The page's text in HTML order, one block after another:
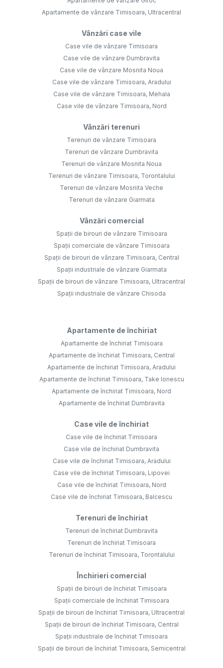
Apartamente de vânzare Timisoara, Ultracentral
Vânzări case vile
Case vile de vânzare Timisoara
Case vile de vânzare Dumbravita
Case vile de vânzare Mosnita Noua
Case vile de vânzare Timisoara, Aradului
Case vile de vânzare Timisoara, Mehala
Case vile de vânzare Timisoara, Nord
Vânzări terenuri
Terenuri de vânzare Timisoara
Terenuri de vânzare Dumbravita
Terenuri de vânzare Mosnita Noua
Terenuri de vânzare Timisoara, Torontalului
Terenuri de vânzare Mosnita Veche
Terenuri de vânzare Giarmata
Vânzări comercial
Spații de birouri de vânzare Timisoara
Spații comerciale de vânzare Timisoara
Spații de birouri de vânzare Timisoara, Central
Spații industriale de vânzare Giarmata
Spații de birouri de vânzare Timisoara, Ultracentral
Spații industriale de vânzare Chisoda
Apartamente de închiriat
Apartamente de închiriat Timisoara
Apartamente de închiriat Timisoara, Central
Apartamente de închiriat Timisoara, Aradului
Apartamente de închiriat Timisoara, Take Ionescu
Apartamente de închiriat Timisoara, Nord
Apartamente de închiriat Dumbravita
Case vile de închiriat
Case vile de închiriat Timisoara
Case vile de închiriat Dumbravita
Case vile de închiriat Timisoara, Aradului
Case vile de închiriat Timisoara, Lipovei
Case vile de închiriat Timisoara, Nord
Case vile de închiriat Timisoara, Balcescu
Terenuri de închiriat
Terenuri de închiriat Dumbravita
Terenuri de închiriat Timisoara
Terenuri de închiriat Timisoara, Torontalului
Închirieri comercial
Spații de birouri de închiriat Timisoara
Spații comerciale de închiriat Timisoara
Spații de birouri de închiriat Timisoara, Ultracentral
Spații de birouri de închiriat Timisoara, Central
Spații industriale de închiriat Timisoara
Spații de birouri de închiriat Timisoara, Semicentral